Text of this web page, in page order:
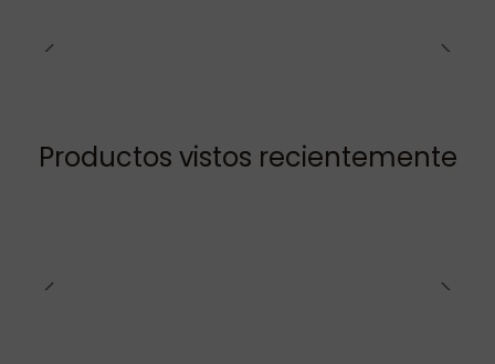
Productos vistos recientemente